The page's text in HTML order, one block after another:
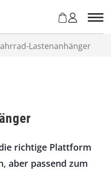
Lastenanhänger
richtige Plattform
aber passend zum